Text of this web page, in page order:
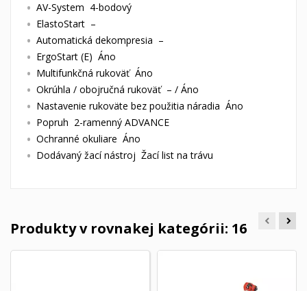
AV-System 4-bodový
ElastoStart –
Automatická dekompresia –
ErgoStart (E) Áno
Multifunkčná rukoväť Áno
Okrúhla / obojručná rukoväť – / Áno
Nastavenie rukoväte bez použitia náradia Áno
Popruh 2-ramenný ADVANCE
Ochranné okuliare Áno
Dodávaný žací nástroj Žací list na trávu
Produkty v rovnakej kategórii: 16